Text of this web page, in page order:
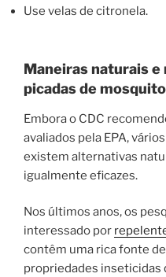
Use velas de citronela.
Maneiras naturais
picadas de mosquito
Embora o CDC
avaliados pela EPA,
existem alternativas
igualmente eficazes.
Nos últimos anos, os
interessado por
contêm uma rica fonte
propriedades inseticidas